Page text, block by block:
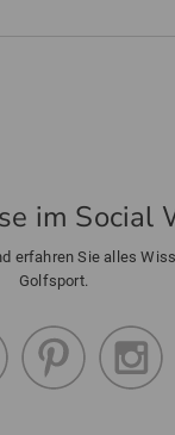
im Social
erfahren Sie alles
Golfsport.